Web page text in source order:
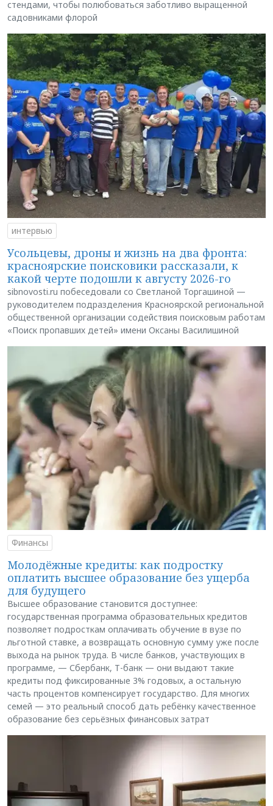
стендами, чтобы полюбоваться заботливо выращенной
садовниками флорой
интервью
Усольцевы, дроны и жизнь на два фронта:
красноярские поисковики рассказали, к
какой черте подошли к августу 2026-го
sibnovosti.ru побеседовали со Светланой Торгашиной —
руководителем подразделения Красноярской региональной
общественной организации содействия поисковым работам
«Поиск пропавших детей» имени Оксаны Василишиной
Финансы
Молодёжные кредиты: как подростку
оплатить высшее образование без ущерба
для будущего
Высшее образование становится доступнее:
государственная программа образовательных кредитов
позволяет подросткам оплачивать обучение в вузе по
льготной ставке, а возвращать основную сумму уже после
выхода на рынок труда. В числе банков, участвующих в
программе, — Сбербанк, Т-банк — они выдают такие
кредиты под фиксированные 3% годовых, а остальную
часть процентов компенсирует государство. Для многих
семей — это реальный способ дать ребёнку качественное
образование без серьёзных финансовых затрат